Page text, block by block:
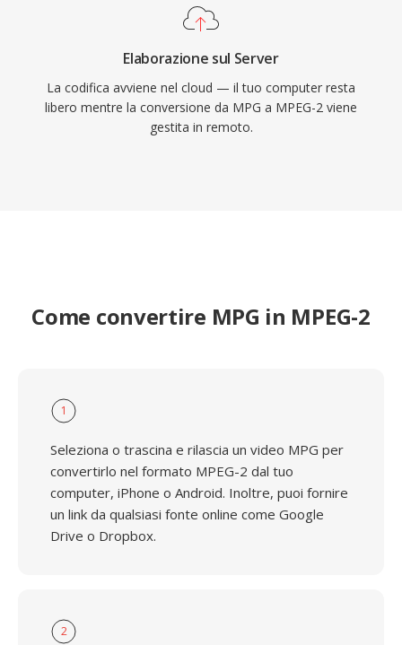
Elaborazione sul Server
La codifica avviene nel cloud — il tuo computer resta
libero mentre la conversione da MPG a MPEG-2 viene
gestita in remoto.
Come convertire MPG in MPEG-2
1
Seleziona o trascina e rilascia un video MPG per
convertirlo nel formato MPEG-2 dal tuo
computer, iPhone o Android. Inoltre, puoi fornire
un link da qualsiasi fonte online come Google
Drive o Dropbox.
2